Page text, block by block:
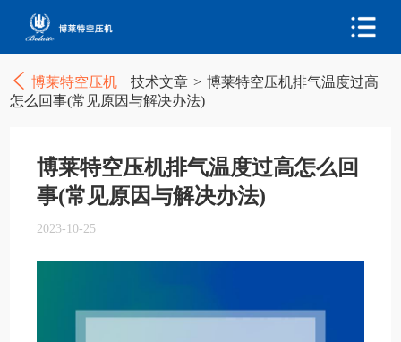
博莱特空压机 | 技术文章 > 博莱特空压机排气温度过高
怎么回事(常见原因与解决办法)
博莱特空压机排气温度过高怎么回
事(常见原因与解决办法)
2023-10-25